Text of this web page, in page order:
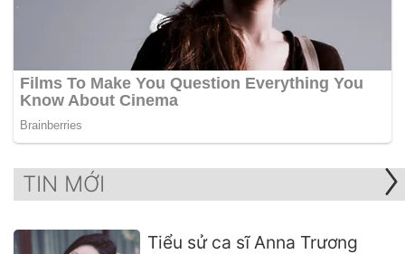
TIN MỚI
Tiểu sử ca sĩ Anna Trương